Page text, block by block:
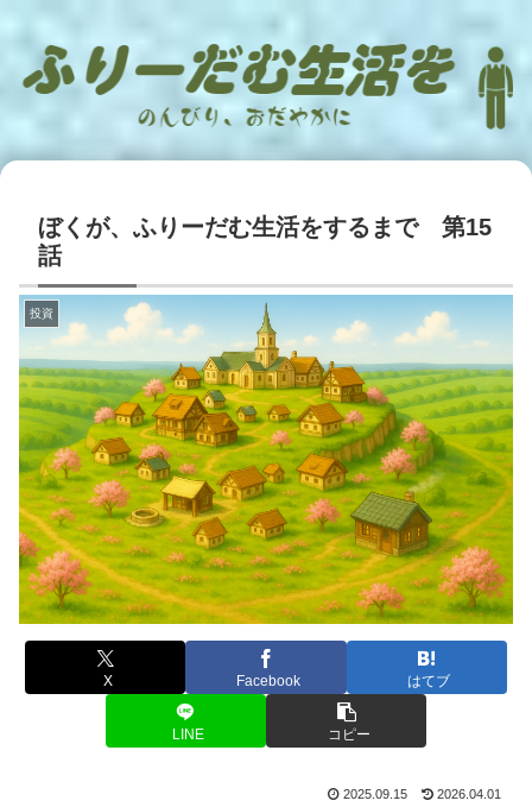
ぼくが、ふりーだむ生活をするまで 第15
話
投資
X Facebook はてブ
LINE コピー
2025.09.15 2026.04.01